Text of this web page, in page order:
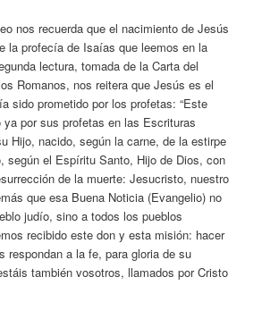
nos recuerda que el nacimiento de Jesús
la profecía de Isaías que leemos en la
lectura, tomada de la Carta del
Romanos, nos reitera que Jesús es el
sido prometido por los profetas: “Este
ya por sus profetas en las Escrituras
Hijo, nacido, según la carne, de la estirpe
según el Espíritu Santo, Hijo de Dios, con
de la muerte: Jesucristo, nuestro
que esa Buena Noticia (Evangelio) no
judío, sino a todos los pueblos
recibido este don y esta misión: hacer
respondan a la fe, para gloria de su
también vosotros, llamados por Cristo